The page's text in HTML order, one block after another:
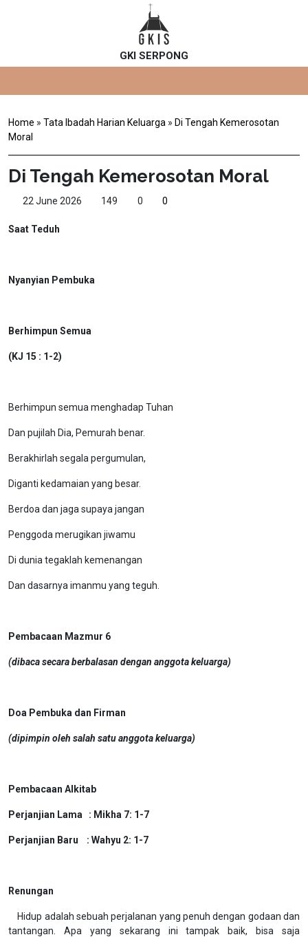
GKI SERPONG
Home » Tata Ibadah Harian Keluarga » Di Tengah Kemerosotan
Moral
Di Tengah Kemerosotan Moral
22 June 2026 149 0 0
Saat Teduh
Nyanyian Pembuka
Berhimpun Semua
(KJ 15 : 1-2)
Berhimpun semua menghadap Tuhan
Dan pujilah Dia, Pemurah benar.
Berakhirlah segala pergumulan,
Diganti kedamaian yang besar.
Berdoa dan jaga supaya jangan
Penggoda merugikan jiwamu
Di dunia tegaklah kemenangan
Dan dasarnya imanmu yang teguh.
Pembacaan Mazmur 6
(dibaca secara berbalasan dengan anggota keluarga)
Doa Pembuka dan Firman
(dipimpin oleh salah satu anggota keluarga)
Pembacaan Alkitab
Perjanjian Lama : Mikha 7: 1-7
Perjanjian Baru : Wahyu 2: 1-7
Renungan
Hidup adalah sebuah perjalanan yang penuh dengan godaan dan
tantangan. Apa yang sekarang ini tampak baik, bisa saja